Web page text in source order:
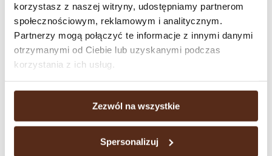
korzystasz z naszej witryny, udostępniamy partnerom
społecznościowym, reklamowym i analitycznym.
Partnerzy mogą połączyć te informacje z innymi danymi
otrzymanymi od Ciebie lub uzyskanymi podczas
korzystania z ich usług.
Zezwól na wszystkie
Spersonalizuj
Okrągło Mango
Mieszanka Krakowska na
Okrągło Malinowa